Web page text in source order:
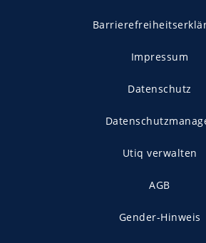
Impressum
Datenschutz
Utiq verwalten
AGB
Gender-Hinweis